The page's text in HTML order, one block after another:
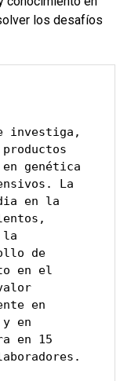
los desafíos
investiga,
genética
La
en la
la
de
en el
en
en
en 15